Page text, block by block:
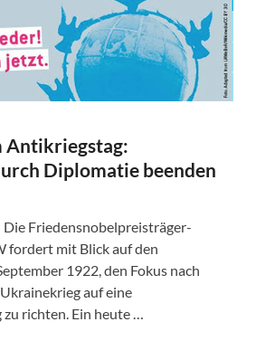
Antikriegstag:
Diplomatie beenden
Friedensnobelpreisträger-
fordert mit Blick auf den
1922, den Fokus nach
auf eine
richten. Ein heute …